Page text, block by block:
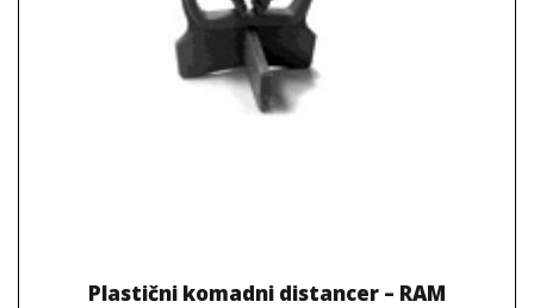
Plastični komadni distancer – RAM